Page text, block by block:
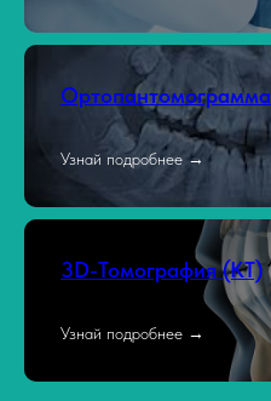
Ортопантомограмма
Узнай подробнее →
3D-Томография (КТ)
Узнай подробнее →